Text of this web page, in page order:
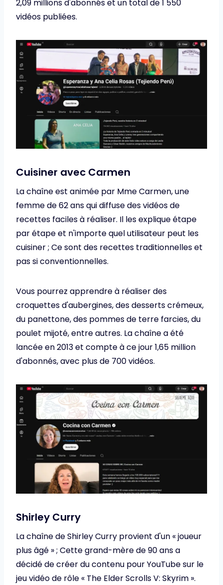
2,09 millions d'abonnés et un total de 1 550
vidéos publiées.
Cuisiner avec Carmen
La chaîne est animée par Mme Carmen, une
femme de 62 ans qui diffuse des vidéos de
recettes faciles à réaliser. Il les explique étape
par étape et n'importe quel utilisateur peut les
cuisiner ; Ce sont des recettes traditionnelles et
pas si conventionnelles.
Vous pourrez apprendre à réaliser des
croquettes d'aubergines, des desserts crémeux,
du panettone, des pommes de terre farcies, du
poulet mijoté, entre autres. La chaîne a été
lancée en 2013 et compte à ce jour 1,65 million
d'abonnés, avec plus de 700 vidéos.
Shirley Curry
La chaîne de Shirley Curry provient d'un « joueur
plus âgé » ; Cette grand-mère de 90 ans a
décidé de créer du contenu pour YouTube sur le
jeu vidéo de rôle « The Elder Scrolls V: Skyrim ».